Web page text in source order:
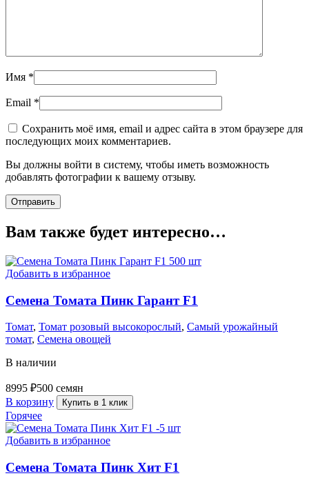
Имя *
Email *
Сохранить моё имя, email и адрес сайта в этом браузере для
последующих моих комментариев.
Вы должны войти в систему, чтобы иметь возможность
добавлять фотографии к вашему отзыву.
Вам также будет интересно…
Добавить в избранное
Семена Томата Пинк Гарант F1
Томат, Томат розовый высокорослый, Самый урожайный
томат, Семена овощей
В наличии
8995 ₽500 семян
В корзину
Купить в 1 клик
Горячее
Добавить в избранное
Семена Томата Пинк Хит F1